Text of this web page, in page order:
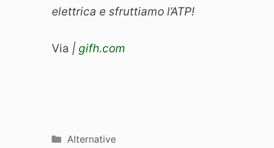
elettrica e sfruttiamo l’ATP!
Via | gifh.com
Categorie
Alternative